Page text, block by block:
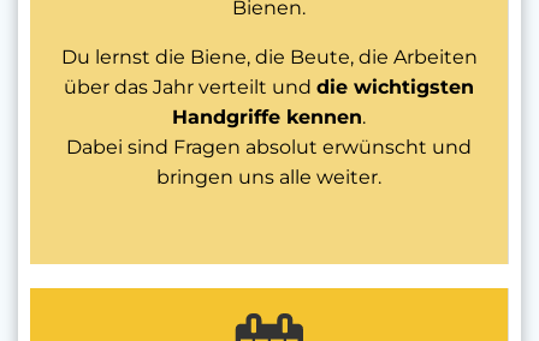
Bienen.
Du lernst die Biene, die Beute, die Arbeiten
über das Jahr verteilt und die wichtigsten
Handgriffe kennen.
Dabei sind Fragen absolut erwünscht und
bringen uns alle weiter.